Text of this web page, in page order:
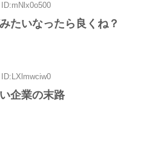
たいなったら良くね？
企業の末路